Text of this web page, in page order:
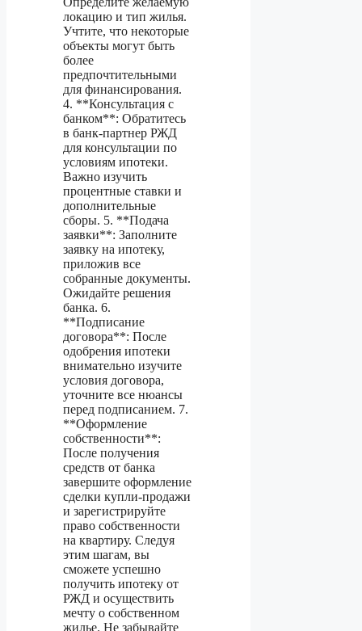
локацию и тип жилья.
Учтите, что некоторые
объекты могут быть
более
предпочтительными
для финансирования.
4. **Консультация с
банком**: Обратитесь
в банк-партнер РЖД
для консультации по
условиям ипотеки.
Важно изучить
процентные ставки и
дополнительные
сборы. 5. **Подача
заявки**: Заполните
заявку на ипотеку,
приложив все
собранные документы.
Ожидайте решения
банка. 6.
**Подписание
договора**: После
одобрения ипотеки
внимательно изучите
условия договора,
уточните все нюансы
перед подписанием. 7.
**Оформление
собственности**:
После получения
средств от банка
завершите оформление
сделки купли-продажи
и зарегистрируйте
право собственности
на квартиру. Следуя
этим шагам, вы
сможете успешно
получить ипотеку от
РЖД и осуществить
мечту о собственном
жилье. Не забывайте